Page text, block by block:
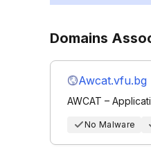
Domains
Awcat.vfu.bg
AWCAT –
No Malware